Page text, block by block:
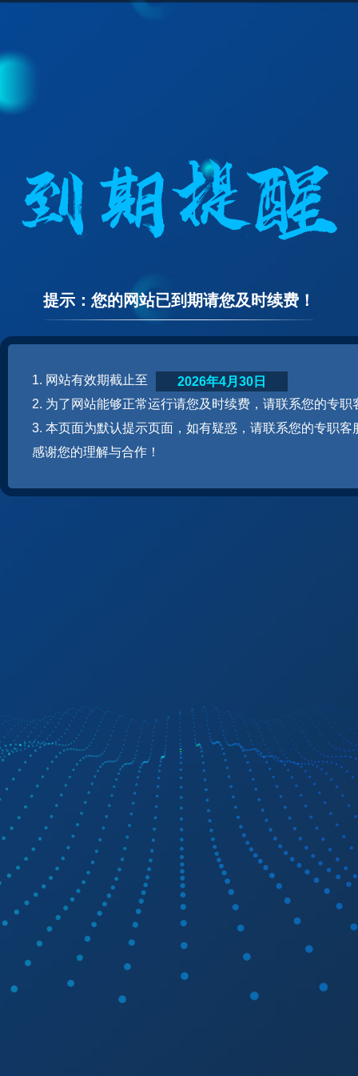
提示：您的网站已到期请您及时续费！
1. 网站有效期截止至
2. 为了网站能够正常运行请您及时续费，请联系您的专职
3. 本页面为默认提示页面，如有疑惑，请联系您的专职客
感谢您的理解与合作！
2026年4月30日